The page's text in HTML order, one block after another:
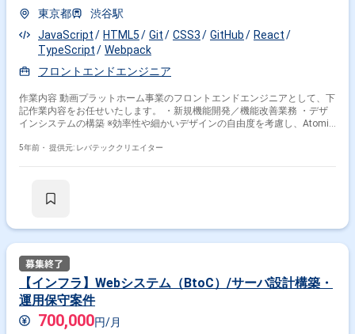
東京都
渋谷駅
JavaScript
HTML5 Git CSS3 GitHub
React
TypeScript
Webpack
フロントエンドエンジニア
作業内容 動画プラットホーム事業のフロントエンドエンジニアとして、下
記作業内容をお任せいたします。 ・新規機能開発／機能改善業務 ・デザ
インシステムの構築 ※効率性や細かいデザインの自由度を考慮し、Atomic
ただきます。 ※外部開発業者さんにお手伝いいただく場面もあり、外部の
5年前・ 提供元: レバテッククリエイター
【インフラ】Webシステム（BtoC）/サーバ設計構築・
運用保守案件
700,000円/月
特徴で絞り込む
Sass × 副業
その他の条件で検索する